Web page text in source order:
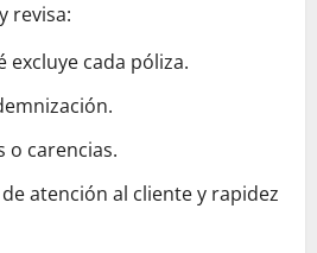
y revisa:
excluye cada póliza.
o carencias.
atención al cliente y rapidez